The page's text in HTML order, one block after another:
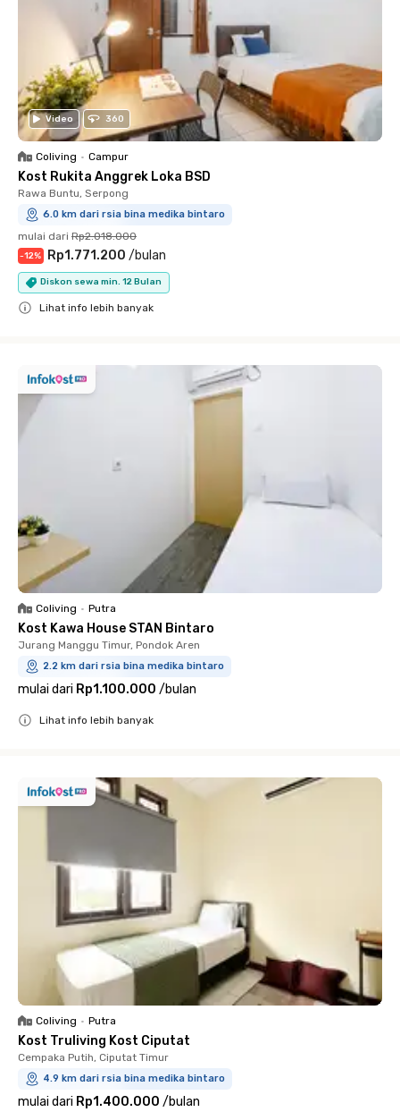
Video 360
Coliving • Campur
Kost Rukita Anggrek Loka BSD
Rawa Buntu, Serpong
6.0 km dari rsia bina medika bintaro
mulai dari Rp2.018.000
-12% Rp1.771.200 /bulan
Diskon sewa min. 12 Bulan
Lihat info lebih banyak
Coliving • Putra
Kost Kawa House STAN Bintaro
Jurang Manggu Timur, Pondok Aren
2.2 km dari rsia bina medika bintaro
mulai dari Rp1.100.000 /bulan
Lihat info lebih banyak
Coliving • Putra
Kost Truliving Kost Ciputat
Cempaka Putih, Ciputat Timur
4.9 km dari rsia bina medika bintaro
mulai dari Rp1.400.000 /bulan